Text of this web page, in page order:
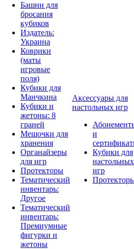
Башни для
бросания
кубиков
Издатель:
Украина
Коврики
(маты
игровые
поля)
Кубики для
Манчкина
Кубики и
жетоны: 8
граней
Мешочки для
хранения
Органайзеры
для игр
Протекторы
Тематический
инвентарь:
Другое
Тематический
инвентарь:
Премиумные
фигурки и
жетоны
Аксессуары для
настольных игр
и
Кубики для
настольных
игр